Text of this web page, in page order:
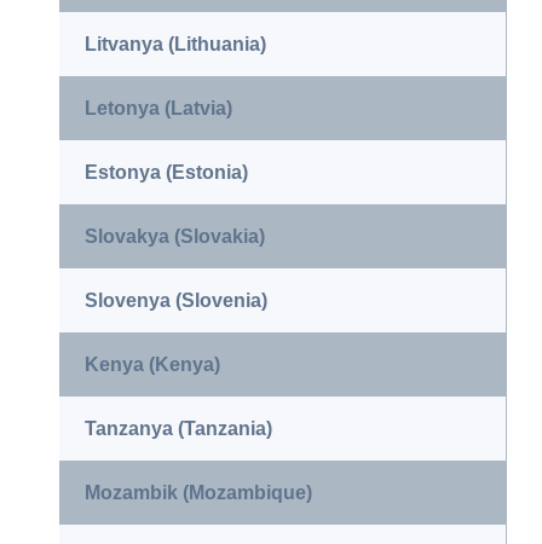
Litvanya (Lithuania)
Letonya (Latvia)
Estonya (Estonia)
Slovakya (Slovakia)
Slovenya (Slovenia)
Kenya (Kenya)
Tanzanya (Tanzania)
Mozambik (Mozambique)